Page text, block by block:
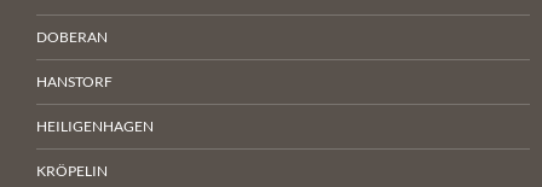
DOBERAN
HANSTORF
HEILIGENHAGEN
KRÖPELIN